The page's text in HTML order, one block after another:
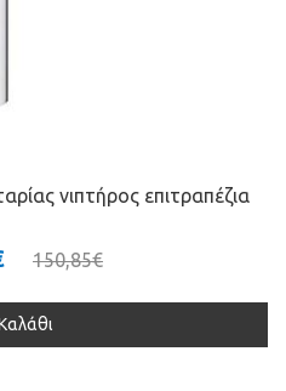
νιπτήρος επιτραπέζια
150,85€